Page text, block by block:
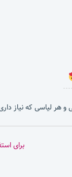
و هر لیاسی که نیاز
برای